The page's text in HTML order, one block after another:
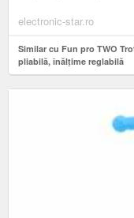
electronic-star.ro
Similar cu Fun pro TWO
pliabilă, înălțime reglabilă